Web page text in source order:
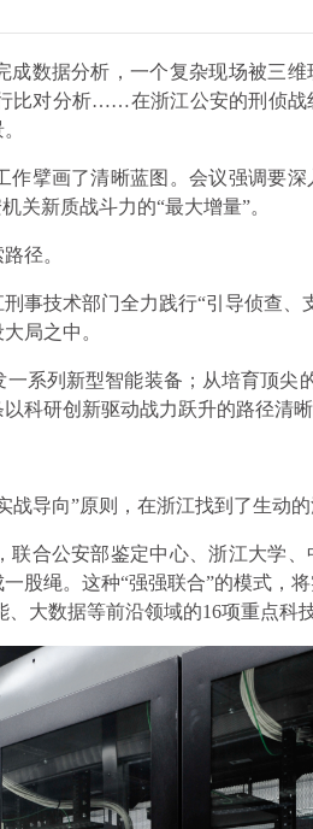
数据分析，一个复杂现场被三
比对分析……在浙江公安的刑侦战
擘画了清晰蓝图。会议强调要深
关新质战斗力的“最大增量”。
径。
事技术部门全力践行“引导侦查、
局之中。
系列新型智能装备；从培育顶尖
科研创新驱动战力跃升的路径清晰
导向”原则，在浙江找到了生动的
合公安部鉴定中心、浙江大学
股绳。这种“强强联合”的模式，
大数据等前沿领域的16项重点科